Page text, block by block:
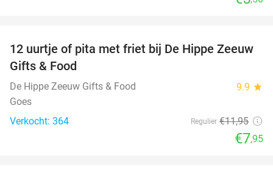
33%
12 uurtje of pita met friet bij De Hippe Zeeuw
Gifts & Food
De Hippe Zeeuw Gifts & Food 9.9 star
Goes
Verkocht: 364
Regulier €11,95
€7,95